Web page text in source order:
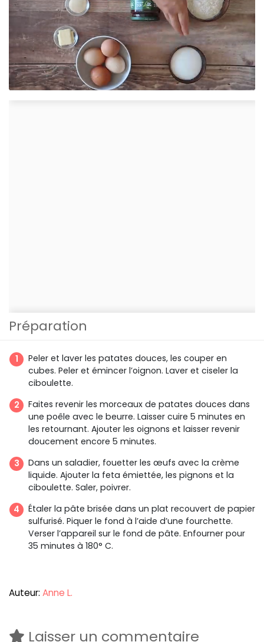
Préparation
Peler et laver les patates douces, les couper en
cubes. Peler et émincer l’oignon. Laver et ciseler la
ciboulette.
Faites revenir les morceaux de patates douces dans
une poêle avec le beurre. Laisser cuire 5 minutes en
les retournant. Ajouter les oignons et laisser revenir
doucement encore 5 minutes.
Dans un saladier, fouetter les œufs avec la crème
liquide. Ajouter la feta émiettée, les pignons et la
ciboulette. Saler, poivrer.
Étaler la pâte brisée dans un plat recouvert de papier
sulfurisé. Piquer le fond à l’aide d’une fourchette.
Verser l’appareil sur le fond de pâte. Enfourner pour
35 minutes à 180° C.
Auteur: Anne L.
Laisser un commentaire